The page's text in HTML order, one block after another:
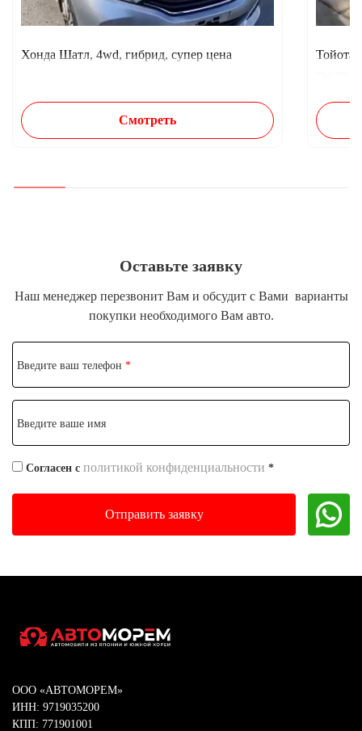
Хонда Шатл, 4wd, гибрид, супер цена
Смотреть
Тойота
Оставьте заявку
Наш менеджер перезвонит Вам и обсудит с Вами варианты
покупки необходимого Вам авто.
Введите ваш телефон *
Введите ваше имя
Согласен с политикой конфиденциальности *
ООО «АВТОМОРЕМ»
ИНН: 9719035200
КПП: 771901001